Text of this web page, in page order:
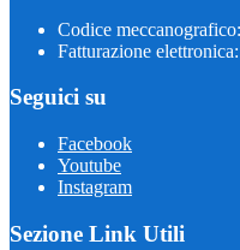
Codice
Fatturazione
Seguici su
Facebook
Youtube
Instagram
Sezione Link Utili